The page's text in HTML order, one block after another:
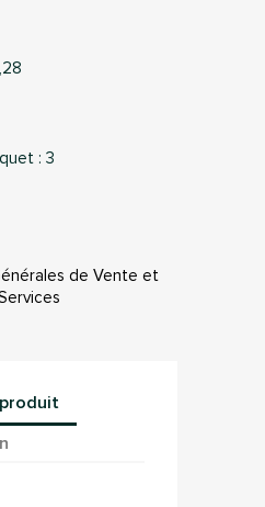
: 3
de Vente et